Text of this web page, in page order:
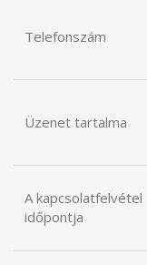
Telefonszám
Üzenet tartalma
A kapcsolatfelvétel
időpontja